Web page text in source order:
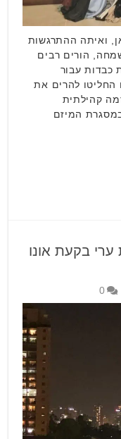
ואיתה ההתרגשות
הורים רבים
כבדות עבור
החליטו להרים את
קהילתית
המיזם
פועלות ערי בקעת אונו
0